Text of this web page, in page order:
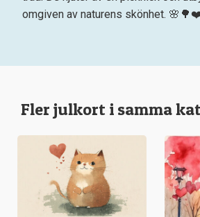
omgiven av naturens skönhet.
Fler julkort i samma